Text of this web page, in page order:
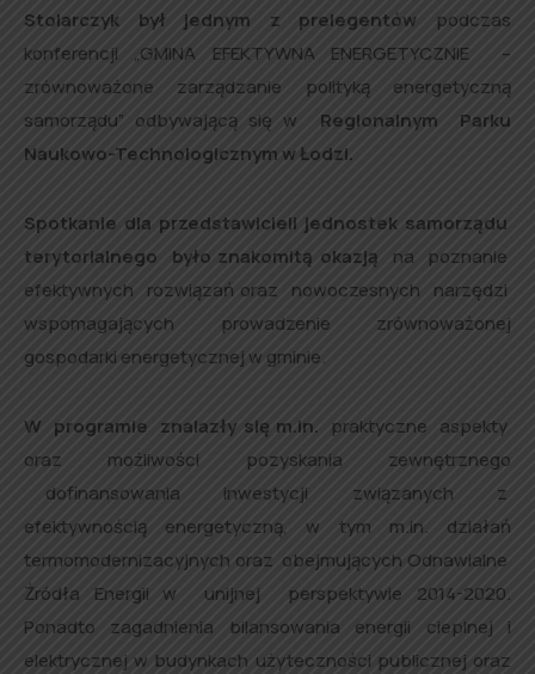
Stolarczyk był jednym z prelegentów podczas
konferencji „GMINA EFEKTYWNA ENERGETYCZNIE –
zrównoważone zarządzanie polityką energetyczną
samorządu” odbywającą się w Regionalnym Parku
Naukowo-Technologicznym w Łodzi.
Spotkanie dla przedstawicieli jednostek samorządu
terytorialnego było znakomitą okazją na poznanie
efektywnych rozwiązań oraz nowoczesnych narzędzi
wspomagających prowadzenie zrównoważonej
gospodarki energetycznej w gminie.
W programie znalazły się m.in.
praktyczne aspekty
oraz możliwości pozyskania zewnętrznego
dofinansowania inwestycji związanych z
efektywnością energetyczną, w tym m.in. działań
termomodernizacyjnych oraz obejmujących Odnawialne
Źródła Energii w unijnej perspektywie 2014-2020.
Ponadto zagadnienia bilansowania energii cieplnej i
elektrycznej w budynkach użyteczności publicznej oraz